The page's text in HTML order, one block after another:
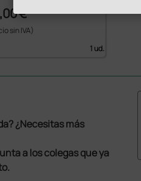
€
sin IVA)
1 ud.
¿Necesitas más
a los colegas que ya